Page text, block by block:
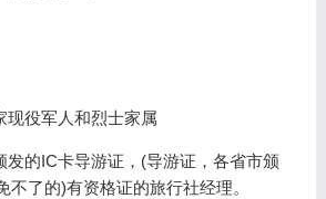
现役军人和烈士家属
发的IC卡导游证，(导游证，各省市颁
不了的)有资格证的旅行社经理。